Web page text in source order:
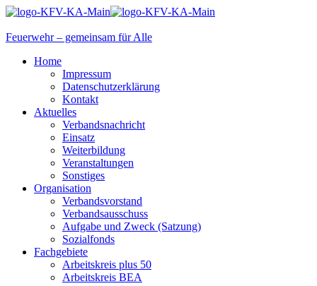
Feuerwehr – gemeinsam für Alle
Home
Impressum
Datenschutzerklärung
Kontakt
Aktuelles
Verbandsnachricht
Einsatz
Weiterbildung
Veranstaltungen
Sonstiges
Organisation
Verbandsvorstand
Verbandsausschuss
Aufgabe und Zweck (Satzung)
Sozialfonds
Fachgebiete
Arbeitskreis plus 50
Arbeitskreis BEA